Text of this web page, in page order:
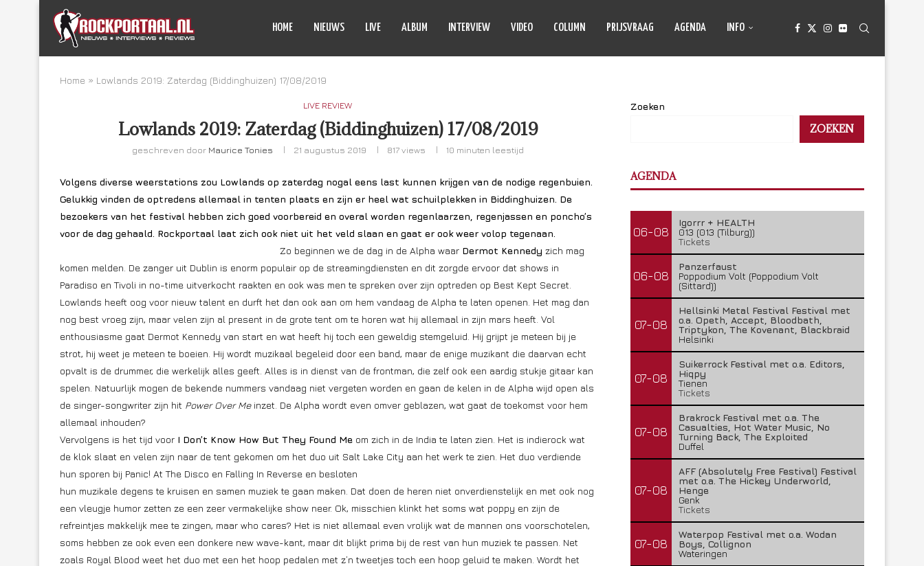
HOME NIEUWS LIVE ALBUM INTERVIEW VIDEO COLUMN PRIJSVRAAG AGENDA INFO
Home » Lowlands 2019: Zaterdag (Biddinghuizen) 17/08/2019
LIVE REVIEW
Lowlands 2019: Zaterdag (Biddinghuizen) 17/08/2019
geschreven door Maurice Tonies 21 augustus 2019 817views 10 minuten leestijd
Volgens diverse weerstations zou Lowlands op zaterdag nogal eens last kunnen krijgen van de nodige regenbuien.
Gelukkig vinden de optredens allemaal in tenten plaats en zijn er heel wat schuilplekken in Biddinghuizen. De
bezoekers van het festival hebben zich goed voorbereid en overal worden regenlaarzen, regenjassen en poncho’s
voor de dag gehaald. Rockportaal laat zich ook niet uit het veld slaan en gaat er ook weer volop tegenaan.
Zo beginnen we de dag in de Alpha waar Dermot Kennedy zich mag
komen melden. De zanger uit Dublin is enorm populair op de streamingdiensten en dit zorgde ervoor dat shows in
Paradiso en Tivoli in no-time uitverkocht raakten en ook was men te spreken over zijn optreden op Best Kept Secret.
Lowlands heeft oog voor nieuw talent en durft het dan ook aan om hem vandaag de Alpha te laten openen. Het mag dan
nog best vroeg zijn, maar velen zijn al present in de grote tent om te horen wat hij allemaal in zijn mars heeft. Vol
enthousiasme gaat Dermot Kennedy van start en wat heeft hij toch een geweldig stemgeluid. Hij grijpt je meteen bij je
strot, hij weet je meteen te boeien. Hij wordt muzikaal begeleid door een band, maar de enige muzikant die daarvan echt
opvalt is de drummer, die werkelijk alles geeft. Alles is in dienst van de frontman, die zelf ook een aardig stukje gitaar kan
spelen. Natuurlijk mogen de bekende nummers vandaag niet vergeten worden en gaan de kelen in de Alpha wijd open als
de singer-songwriter zijn hit Power Over Meinzet. De Alpha wordt even omver geblazen, wat gaat de toekomst voor hem
allemaal inhouden?
Vervolgens is het tijd voor I Don’t Know How But They Found Me om zich in de India te laten zien. Het is indierock wat
de klok slaat en velen zijn naar de tent gekomen om het duo uit Salt Lake City aan het werk te zien. Het duo verdiende
hun sporen bij Panic! At The Disco en Falling In Reverse en besloten
hun muzikale degens te kruisen en samen muziek te gaan maken. Dat doen de heren niet onverdienstelijk en met ook nog
een vleugje humor zetten ze een zeer vermakelijke show neer. Ok, misschien klinkt het soms wat poppy en zijn de
refreintjes makkelijk mee te zingen, maar who cares? Het is niet allemaal even vrolijk wat de mannen ons voorschotelen,
soms hebben ze ook even een donkere new wave-kant, maar dit blijkt prima bij de rest van hun muziek te passen. Net
zoals Royal Blood weet het duo met een het hoop pedalen met z’n tweetjes toch een hoop geluid te maken. Wordt het
Zoeken
ZOEKEN
AGENDA
06-08
Igorrr + HEALTH
013 (013 (Tilburg))
Tickets
06-08
Panzerfaust
Poppodium Volt (Poppodium Volt
(Sittard))
07-08
Hellsinki Metal Festival Festival met
o.a. Opeth, Accept, Bloodbath,
Triptykon, The Kovenant, Blackbraid
Helsinki
07-08
Suikerrock Festival met o.a. Editors,
Hiqpy
Tienen
Tickets
07-08
Brakrock Festival met o.a. The
Casualties, Hot Water Music, No
Turning Back, The Exploited
Duffel
07-08
AFF (Absolutely Free Festival) Festival
met o.a. The Hickey Underworld,
Henge
Genk
Tickets
07-08
Waterpop Festival met o.a. Wodan
Boys, Collignon
Wateringen